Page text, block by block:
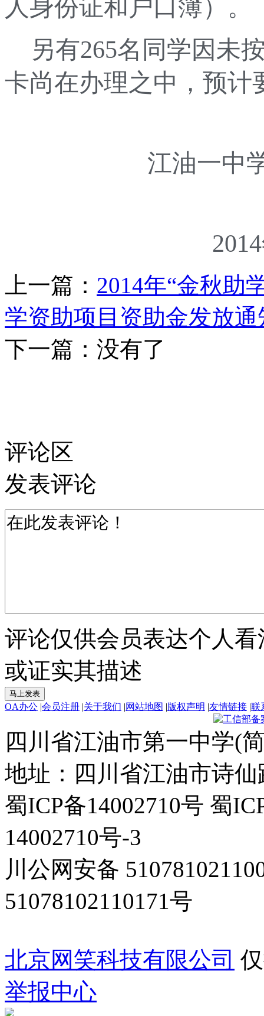
人身份证和户口簿）。
另有265名同学因未
卡尚在办理之中，预计
江油一中
2014
上一篇： 2014年“金秋助
学资助项目资助金发放通
下一篇： 没有了
评论区
发表评论
评论仅供会员表达个人
或证实其描述
OA办公 |会员注册 |关于我们 |网站地图 |版权声明 |友情链接 |联
四川省江油市第一中学(
地址：四川省江油市诗仙
蜀ICP备14002710号 蜀
14002710号-3
川公网安备
51078102110171号
北京网笑科技有限公司
举报中心